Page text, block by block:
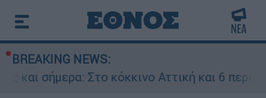
BREAKING NEWS:
Στο κόκκινο Αττική και 6